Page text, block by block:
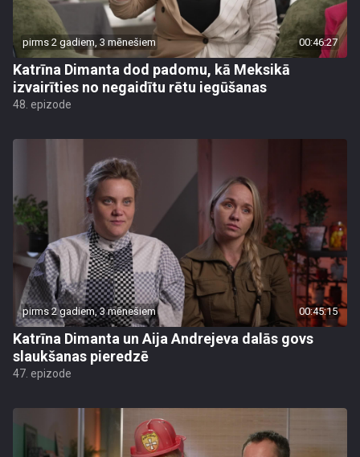
pirms 2 gadiem, 3 mēnešiem 00:46:27
Katrīna Dimanta dod padomu, kā Meksikā
izvairīties no negaidītu rētu iegūšanas
48. epizode
pirms 2 gadiem, 3 mēnešiem 00:45:15
Katrīna Dimanta un Aija Andrejeva dalās govs
slaukšanas pieredzē
47. epizode